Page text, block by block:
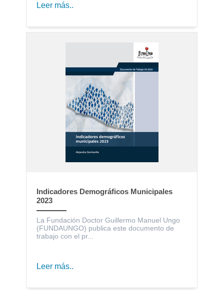
Leer más..
Indicadores Demográficos Municipales
2023
La Fundación Doctor Guillermo Manuel Ungo
(FUNDAUNGO) publica este documento de
trabajo con el pr...
Leer más..